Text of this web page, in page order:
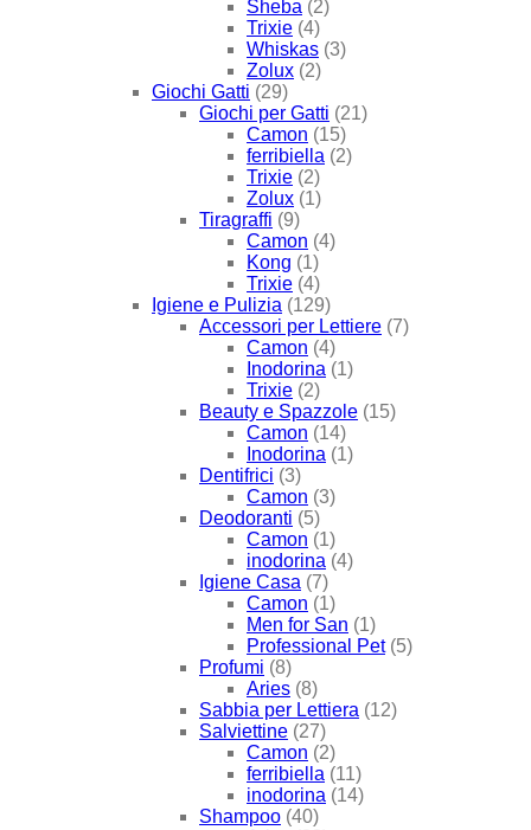
Sheba (2)
Trixie (4)
Whiskas (3)
Zolux (2)
Giochi Gatti (29)
Giochi per Gatti (21)
Camon (15)
ferribiella (2)
Trixie (2)
Zolux (1)
Tiragraffi (9)
Camon (4)
Kong (1)
Trixie (4)
Igiene e Pulizia (129)
Accessori per Lettiere (7)
Camon (4)
Inodorina (1)
Trixie (2)
Beauty e Spazzole (15)
Camon (14)
Inodorina (1)
Dentifrici (3)
Camon (3)
Deodoranti (5)
Camon (1)
inodorina (4)
Igiene Casa (7)
Camon (1)
Men for San (1)
Professional Pet (5)
Profumi (8)
Aries (8)
Sabbia per Lettiera (12)
Salviettine (27)
Camon (2)
ferribiella (11)
inodorina (14)
Shampoo (40)